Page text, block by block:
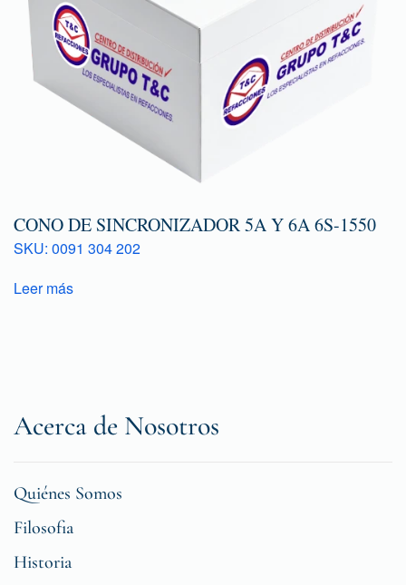
CONO DE SINCRONIZADOR 5A Y 6A 6S-1550
SKU: 0091 304 202
Leer más
Acerca de Nosotros
Quiénes Somos
Filosofia
Historia